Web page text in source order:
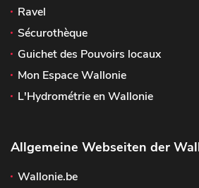
Ravel
Sécurothèque
Guichet des Pouvoirs locaux
Mon Espace Wallonie
L'Hydrométrie en Wallonie
Allgemeine Webseiten der
Wallonie.be